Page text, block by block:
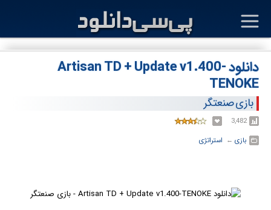
دانلود Artisan TD + Update v1.400-
TENOKE
بازی صنعتگر
3,482
بازی ← ‏ استراتژی